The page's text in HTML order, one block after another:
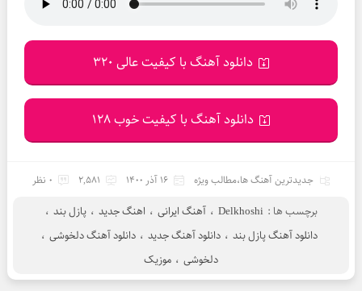
دانلود آهنگ با کیفیت عالی 320
دانلود آهنگ با کیفیت خوب 128
جدیدترین آهنگ ها،مطالب ویژه 16 آذر 1400 2,581 0 نظر
برچسب ها : Delkhoshi ، آهنگ ایرانی ، اهنگ جدید ، پازل بند ،
دانلود آهنگ پازل بند ، دانلود آهنگ جدید ، دانلود آهنگ دلخوشی ،
دلخوشی ، موزیک